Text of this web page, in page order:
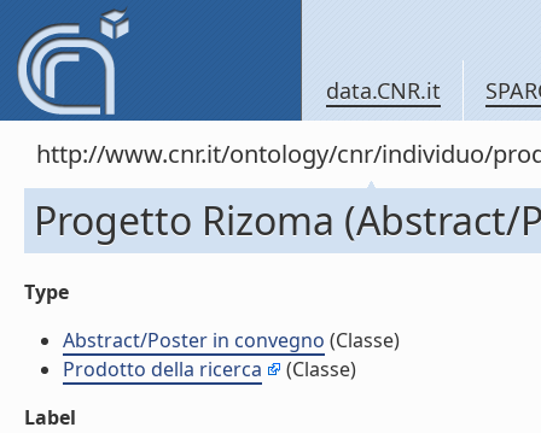
data.CNR.it
http://www.cnr.it/ontology/cnr/individuo/
Progetto Rizoma (Abstract/
Type
Abstract/Poster in convegno (Classe)
Prodotto della ricerca
(Classe)
Label